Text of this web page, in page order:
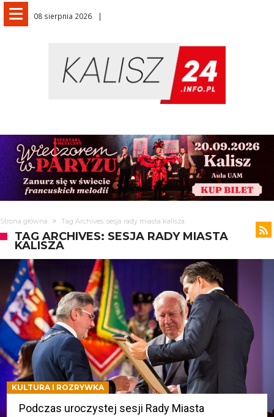
08 sierpnia 2026
Strona główna Tag Archives: sesja rady miasta kalisza
TAG ARCHIVES: SESJA RADY MIASTA
KALISZA
KULTURA I ROZRYWKA
Podczas uroczystej sesji Rady Miasta